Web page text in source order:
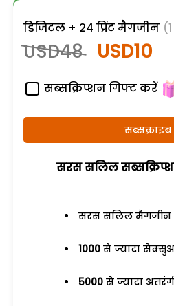
डिजिटल + 24 प्रिंट मैगजीन
USD48 USD10
सब्सक्रिप्शन गिफ्ट करें
सरस सलिल
सरस सलिल मैगजीन
1000 से ज्यादा
5000 से ज्यादा